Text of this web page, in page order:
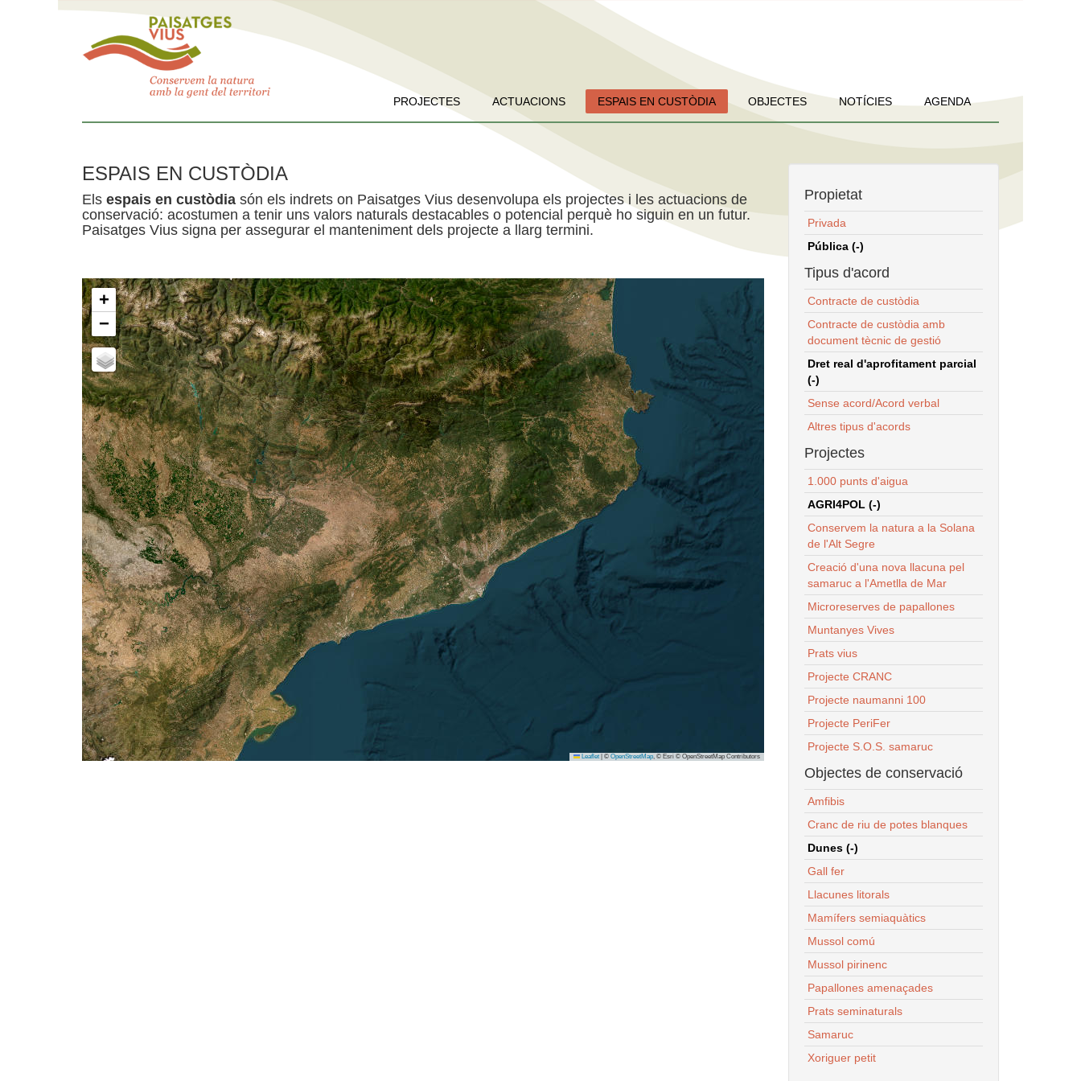
PROJECTES ACTUACIONS ESPAIS EN CUSTÒDIA OBJECTES NOTÍCIES AGENDA
ESPAIS EN CUSTÒDIA
Els espais en custòdia són els indrets on Paisatges Vius desenvolupa els projectes i les actuacions de
conservació: acostumen a tenir uns valors naturals destacables o potencial perquè ho siguin en un futur.
Paisatges Vius signa per assegurar el manteniment dels projecte a llarg termini.
+
−
Leaflet © OpenStreetMap, © Esri © OpenStreetMap Contributors
Propietat
Privada
Pública (-)
Tipus d'acord
Contracte de custòdia
Contracte de custòdia amb
document tècnic de gestió
Dret real d'aprofitament parcial
(-)
Sense acord/Acord verbal
Altres tipus d'acords
Projectes
1.000 punts d'aigua
AGRI4POL (-)
Conservem la natura a la Solana
de l'Alt Segre
Creació d'una nova llacuna pel
samaruc a l'Ametlla de Mar
Microreserves de papallones
Muntanyes Vives
Prats vius
Projecte CRANC
Projecte naumanni 100
Projecte PeriFer
Projecte S.O.S. samaruc
Objectes de conservació
Amfibis
Cranc de riu de potes blanques
Dunes (-)
Gall fer
Llacunes litorals
Mamífers semiaquàtics
Mussol comú
Mussol pirinenc
Papallones amenaçades
Prats seminaturals
Samaruc
Xoriguer petit